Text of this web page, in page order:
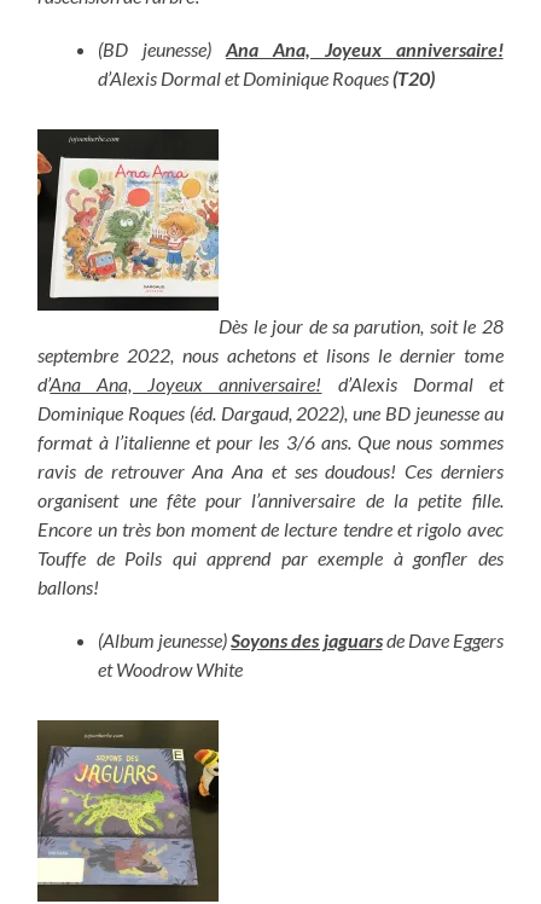
(BD jeunesse)Ana Ana, Joyeux anniversaire!
d’Alexis Dormal et Dominique Roques(T20)
Dès le jour de sa parution, soit le 28
septembre 2022, nous achetons et lisons le dernier tome
d’Ana Ana, Joyeux anniversaire! d’Alexis Dormal et
Dominique Roques (éd. Dargaud, 2022), une BD jeunesse au
format à l’italienne et pour les 3/6 ans. Que nous sommes
ravis de retrouver Ana Ana et ses doudous! Ces derniers
organisent une fête pour l’anniversaire de la petite fille.
Encore un très bon moment de lecture tendre et rigolo avec
Touffe de Poils qui apprend par exemple à gonfler des
ballons!
(Album jeunesse)Soyons des jaguarsde Dave Eggers
et Woodrow White